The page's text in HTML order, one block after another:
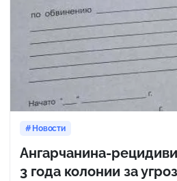
Новости
Ангарчанина-
3 года колонии за